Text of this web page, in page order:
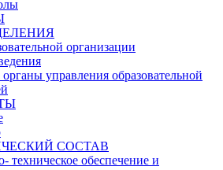
организации
управления образовательной
СОСТАВ
техническое обеспечение и